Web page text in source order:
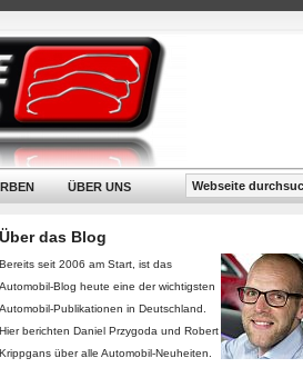
ÜBER UNS
Über das Blog
Bereits seit 2006 am Start, ist das
Automobil-Blog heute eine der wichtigsten
Automobil-Publikationen in Deutschland.
Hier berichten Daniel Przygoda und Robert
Krippgans über alle Automobil-Neuheiten.